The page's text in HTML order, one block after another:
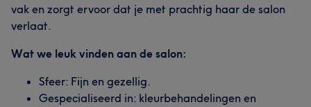
vak en zorgt ervoor dat je met prachtig haar de salon
verlaat.
Wat we leuk vinden aan de salon:
Sfeer: Fijn en gezellig.
Gespecialiseerd in: kleurbehandelingen en